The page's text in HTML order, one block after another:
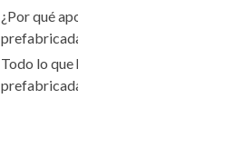
¿Por qué apostar por las casas
prefabricadas en Barcelona?
Todo lo que hay que saber sobre las
prefabricadas